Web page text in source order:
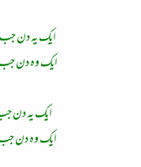
ایک یہ دن جب
ایک وہ دن جب
ایک یہ دن
ایک وہ دن جب